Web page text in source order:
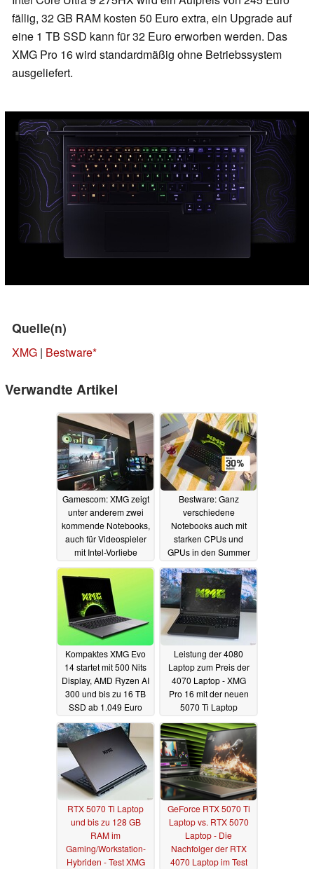
fällig, 32 GB RAM kosten 50 Euro extra, ein Upgrade auf
eine 1 TB SSD kann für 32 Euro erworben werden. Das
XMG Pro 16 wird standardmäßig ohne Betriebssystem
ausgeliefert.
Quelle(n)
XMG | Bestware
Verwandte Artikel
Gamescom: XMG zeigt
unter anderem zwei
kommende Notebooks,
auch für Videospieler
mit Intel-Vorliebe
22.08.2025
Bestware: Ganz
verschiedene
Notebooks auch mit
starken CPUs und
GPUs in den Summer
03.07.2025
Kompaktes XMG Evo
14 startet mit 500 Nits
Display, AMD Ryzen AI
300 und bis zu 16 TB
SSD ab 1.049 Euro
25.06.2025
Leistung der 4080
Laptop zum Preis der
4070 Laptop - XMG
Pro 16 mit der neuen
5070 Ti Laptop
07.05.2025
RTX 5070 Ti Laptop
und bis zu 128 GB
RAM im
Gaming/Workstation-
Hybriden - Test XMG
GeForce RTX 5070 Ti
Laptop vs. RTX 5070
Laptop - Die
Nachfolger der RTX
4070 Laptop im Test